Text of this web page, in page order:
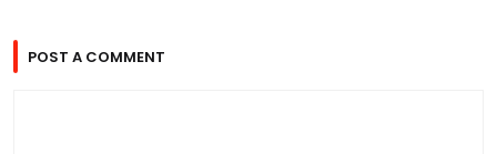
POST A COMMENT